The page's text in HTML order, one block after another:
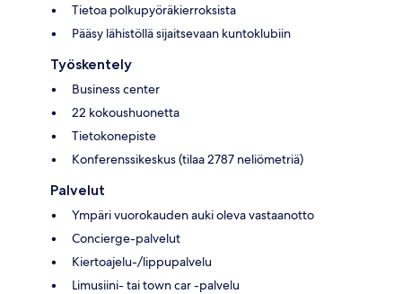
Tietoa polkupyöräkierroksista
Pääsy lähistöllä sijaitsevaan kuntoklubiin
Työskentely
Business center
22 kokoushuonetta
Tietokonepiste
Konferenssikeskus (tilaa 2787 neliömetriä)
Palvelut
Ympäri vuorokauden auki oleva vastaanotto
Concierge-palvelut
Kiertoajelu-/lippupalvelu
Limusiini- tai town car -palvelu